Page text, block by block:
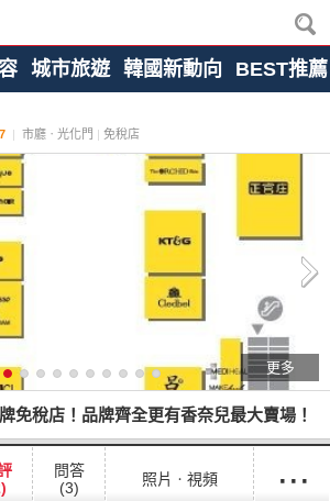
城市旅遊 韓國新動向 BEST推薦
| 市廳ㆍ光化門 | 免稅店
更多
免稅店！品牌齊全更有香奈兒最大賣場！
問答
(3)
照片ㆍ視頻 ···